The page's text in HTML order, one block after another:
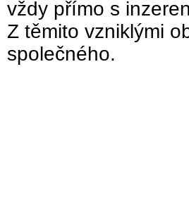
vždy přímo s
Z těmito vzniklými
společného.